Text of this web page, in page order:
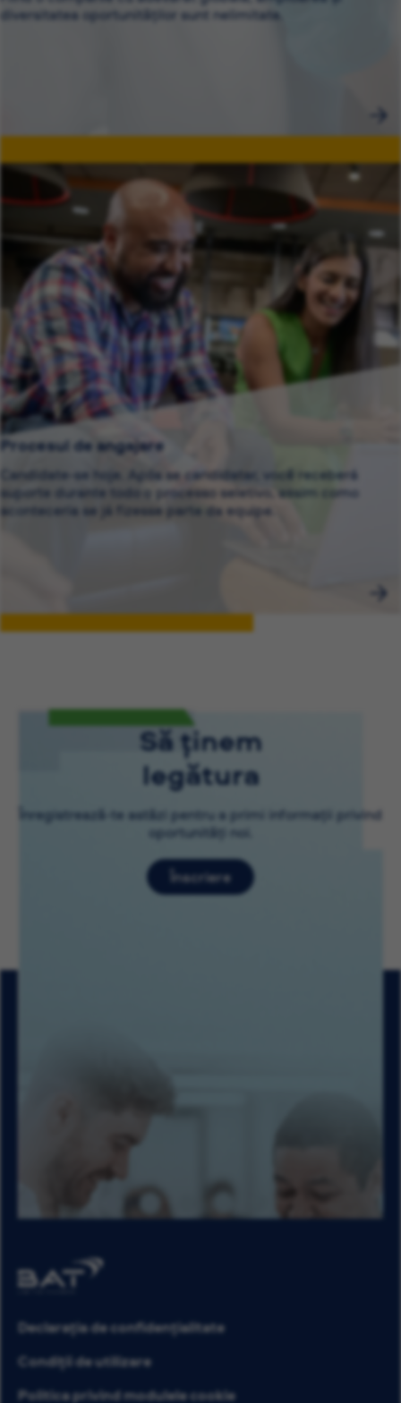
diversitatea oportunităților sunt nelimitate.
Procesul de angajare
Candidate-se hoje. Após se candidatar, você receberá
suporte durante todo o processo seletivo, assim como
aconteceria se já fizesse parte da equipe.
Să ținem
legătura
Înregistrează-te astăzi pentru a primi informații privind
oportunități noi.
Înscriere
Declarația de confidențialitate
Condiții de utilizare
Politica privind modulele cookie